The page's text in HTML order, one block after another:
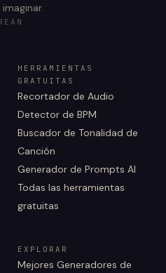
HERRAMIENTAS
GRATUITAS
Recortador de Audio
Detector de BPM
Buscador de Tonalidad de
Canción
Generador de Prompts AI
Todas las herramientas
gratuitas
EXPLORAR
Mejores Generadores de